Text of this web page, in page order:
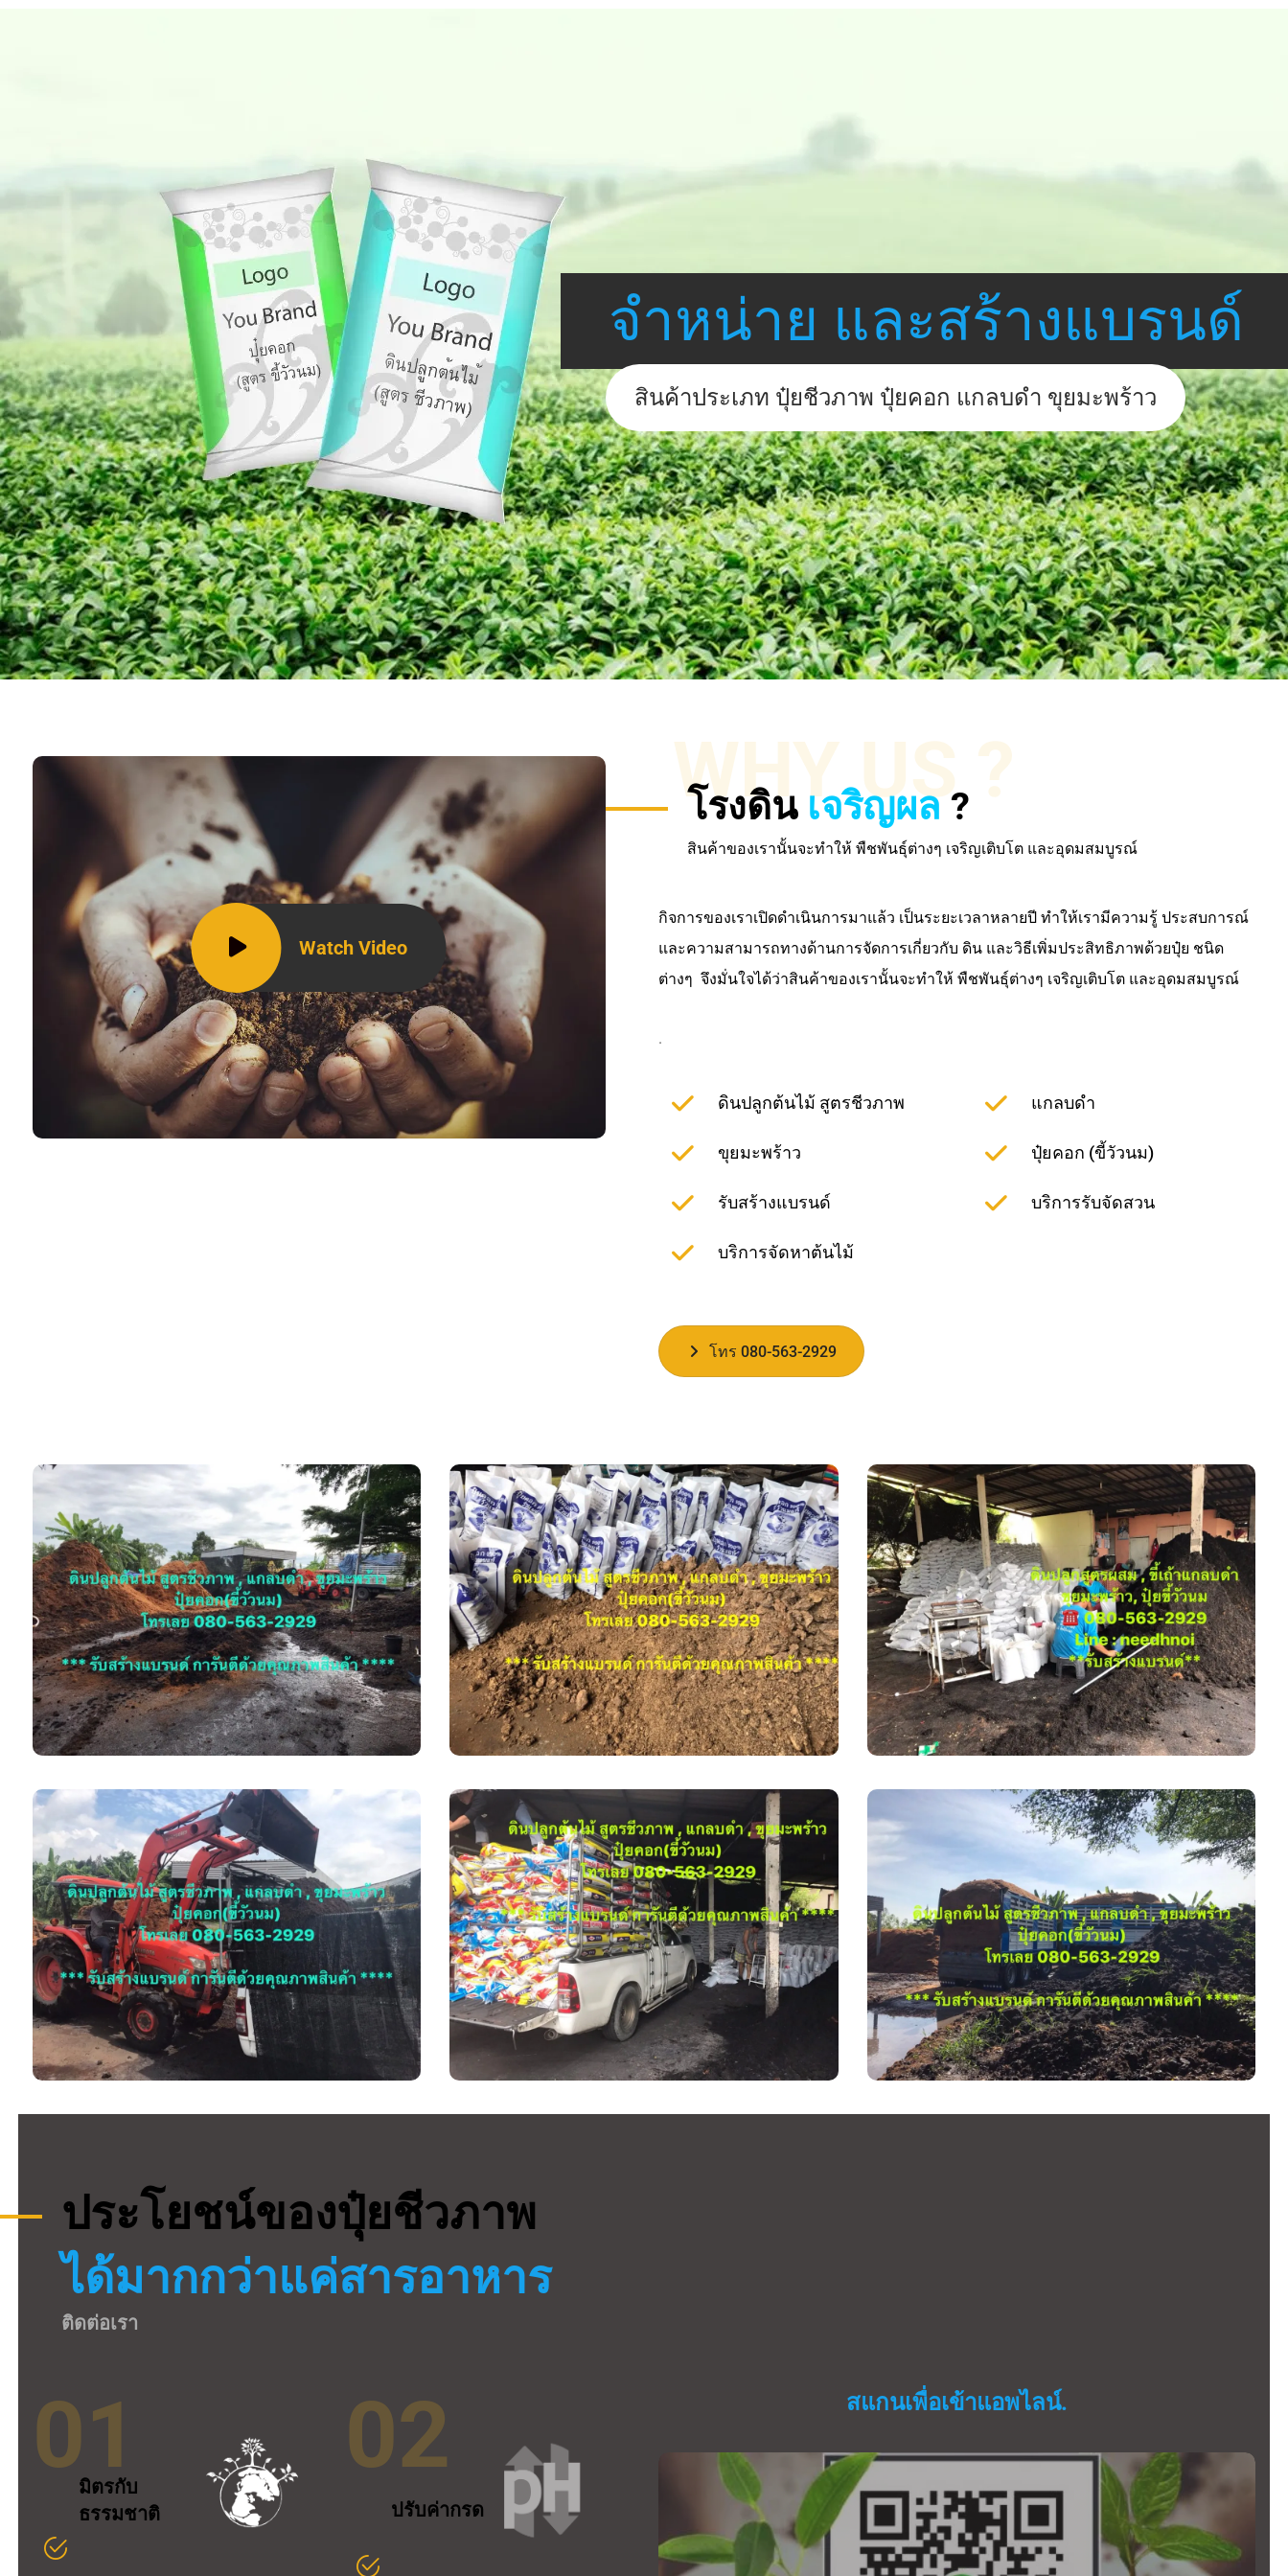
จำหน่าย และสร้างแบรนด์
สินค้าประเภท ปุ๋ยชีวภาพ ปุ๋ยคอก แกลบดำ ขุยมะพร้าว
Watch Video
WHY US ?
โรงดิน เจริญผล ?
สินค้าของเรานั้นจะทำให้ พืชพันธุ์ต่างๆ เจริญเติบโต และอุดมสมบูรณ์
กิจการของเราเปิดดำเนินการมาแล้ว เป็นระยะเวลาหลายปี ทำให้เรามีความรู้ ประสบการณ์
และความสามารถทางด้านการจัดการเกี่ยวกับ ดิน และวิธีเพิ่มประสิทธิภาพด้วยปุ๋ย ชนิด
ต่างๆ จึงมั่นใจได้ว่าสินค้าของเรานั้นจะทำให้ พืชพันธุ์ต่างๆ เจริญเติบโต และอุดมสมบูรณ์
.
ดินปลูกต้นไม้ สูตรชีวภาพ
ขุยมะพร้าว
รับสร้างแบรนด์
บริการจัดหาต้นไม้
แกลบดำ
ปุ๋ยคอก (ขี้วัวนม)
บริการรับจัดสวน
โทร 080-563-2929
ประโยชน์ของปุ๋ยชีวภาพ
ได้มากกว่าแค่สารอาหาร
ติดต่อเรา
01
มิตรกับ
ธรรมชาติ
02
ปรับค่ากรด
สแกนเพื่อเข้าแอพไลน์.